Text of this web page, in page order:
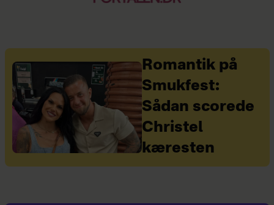
Romantik på
Smukfest:
Sådan scorede
Christel
kæresten